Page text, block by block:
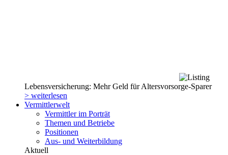
Lebensversicherung: Mehr Geld für Altersvorsorge-Sparer
> weiterlesen
Vermittlerwelt
Vermittler im Porträt
Themen und Betriebe
Positionen
Aus- und Weiterbildung
Aktuell